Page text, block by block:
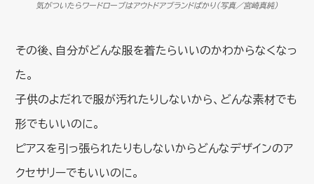
気がついたらワードローブはアウトドアブランドばかり（写真／宮崎真純）
その後、自分がどんな服を着たらいいのかわからなくなっ
た。
子供のよだれで服が汚れたりしないから、どんな素材でも
形でもいいのに。
ピアスを引っ張られたりもしないからどんなデザインのア
クセサリーでもいいのに。